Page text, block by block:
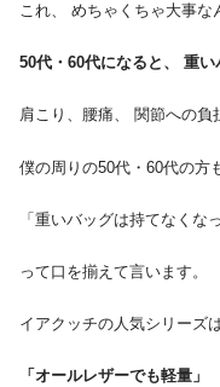
これ、 めちゃくちゃ大事な
50代・60代になると、 重
肩こり、腰痛、 関節への
僕の周りの50代・60代の方
「重いバッグは持てなくな
って口を揃えて言います。
イアクッチの人気シリーズは
「オールレザーでも軽量」